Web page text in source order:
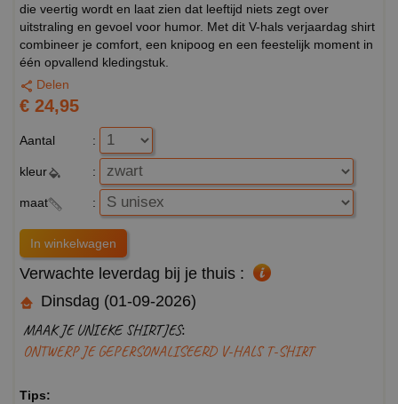
die veertig wordt en laat zien dat leeftijd niets zegt over
uitstraling en gevoel voor humor. Met dit V-hals verjaardag shirt
combineer je comfort, een knipoog en een feestelijk moment in
één opvallend kledingstuk.
Delen
€ 24,95
Aantal :
kleur :
maat :
Verwachte leverdag bij je thuis :
Dinsdag (01-09-2026)
MAAK JE UNIEKE SHIRTJES:
ONTWERP JE GEPERSONALISEERD V-HALS T-SHIRT
Tips: